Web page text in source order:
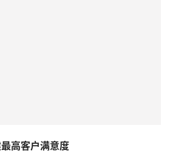
高客户满意度